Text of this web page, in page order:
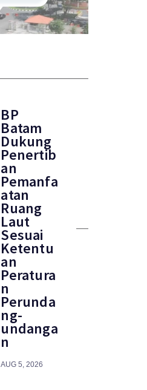
BP
Batam
Dukung
Penertib
an
Pemanfa
atan
Ruang
Laut
Sesuai
Ketentu
an
Peratura
n
Perunda
ng-
undanga
n
AUG 5, 2026